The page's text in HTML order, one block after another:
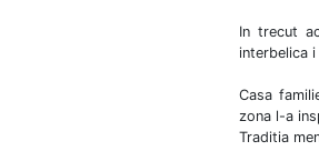
In trecut
interbelica
Casa
zona l-a
Traditia